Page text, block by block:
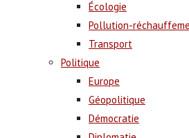
Écologie
Pollution-
Transport
Politique
Europe
Géopolitique
Démocratie